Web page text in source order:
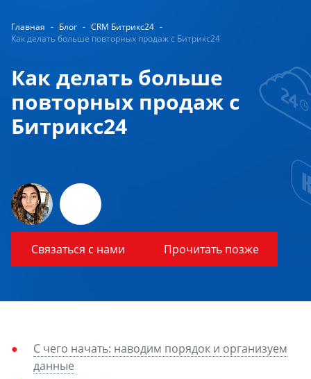
Главная - Блог - CRM Битрикс24 -
Как делать больше повторных продаж с Битрикс24
Как делать больше
повторных продаж с
Битрикс24
Связаться с нами Прочитать позже
С чего начать: наводим порядок и организуем
данные